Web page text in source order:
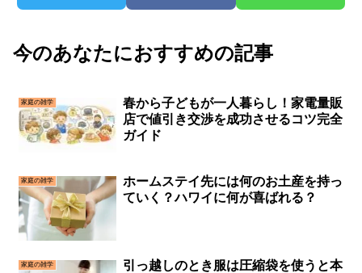
今のあなたにおすすめの記事
家庭の雑学
春から子どもが一人暮らし！家電量販
店で値引き交渉を成功させるコツ完全
ガイド
家庭の雑学
ホームステイ先には何のお土産を持っ
ていく？ハワイに何が喜ばれる？
家庭の雑学
引っ越しのとき服は圧縮袋を使うと本